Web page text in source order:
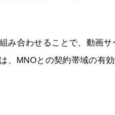
み合わせることで、動画
、MNOとの契約帯域の有